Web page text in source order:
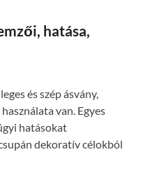
hatása,
és szép ásvány,
van. Egyes
hatásokat
dekoratív célokból